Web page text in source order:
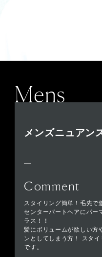
Mens
メンズニュアン
Comment
スタイリング簡単！毛先で
センターパートヘアにパー
ラス！！
髪にボリュームが欲しい方
ンとしてしまう方！ スタ
です。